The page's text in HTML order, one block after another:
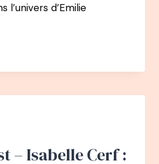
l’univers d’Emilie
– Isabelle Cerf :